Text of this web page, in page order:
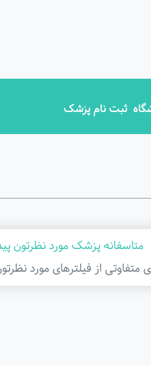
ثبت نام پزشک
متاسفانه پزشک مورد نظرتون
متفاوتی از فیلتر‌های مورد